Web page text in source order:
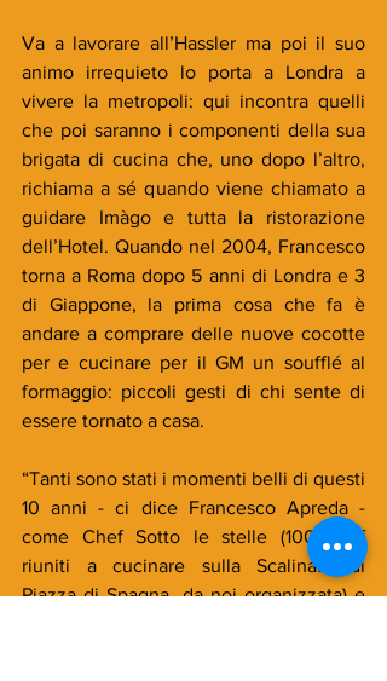
Va a lavorare all’Hassler ma poi il suo
animo irrequieto lo porta a Londra a
vivere la metropoli: qui incontra quelli
che poi saranno i componenti della sua
brigata di cucina che, uno dopo l’altro,
richiama a sé quando viene chiamato a
guidare Imàgo e tutta la ristorazione
dell’Hotel. Quando nel 2004, Francesco
torna a Roma dopo 5 anni di Londra e 3
di Giappone, la prima cosa che fa è
andare a comprare delle nuove cocotte
per e cucinare per il GM un soufflé al
formaggio: piccoli gesti di chi sente di
essere tornato a casa.
“Tanti sono stati i momenti belli di questi
10 anni - ci dice Francesco Apreda -
come Chef Sotto le stelle (100 chef
riuniti a cucinare sulla Scalinata di
Piazza di Spagna, da noi organizzata) e